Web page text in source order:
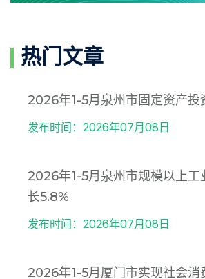
热门文章
2026年1-5月泉州市固定资产投
发布时间：2026年07月08日
2026年1-5月泉州市规模以上工
长5.8%
发布时间：2026年07月08日
2026年1-5月厦门市实现社会消